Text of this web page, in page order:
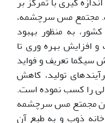
مجتمع مس سرچشمه،
به منظور بهبود
افزایش بهره وری تا
سیگما تعریف و فواید
تولید، کاهش
را کسب نموده است.
مجمتع مس سرچشمه
ذوب و به طبع آن